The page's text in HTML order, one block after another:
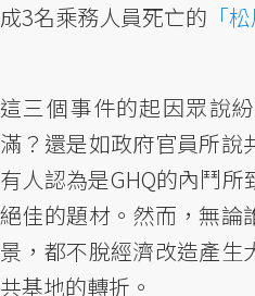
成3名乘務人員死亡的 「
這三個事件的起因眾說
滿？還是如政府官員所說
有人認為是GHQ的內鬥
絕佳的題材。然而，無論
景，都不脫經濟改造產生
共基地的轉折。